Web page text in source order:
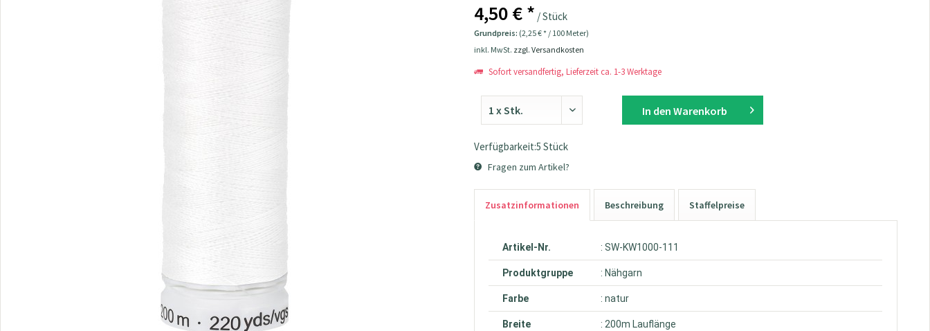
4,50 € * / Stück
Grundpreis: (2,25 € * / 100 Meter)
inkl. MwSt. zzgl. Versandkosten
Sofort versandfertig, Lieferzeit ca. 1-3 Werktage
In den Warenkorb
Verfügbarkeit:5 Stück
Fragen zum Artikel?
Zusatzinformationen Beschreibung Staffelpreise
Artikel-Nr. : SW-KW1000-111
Produktgruppe : Nähgarn
Farbe : natur
Breite : 200m Lauflänge